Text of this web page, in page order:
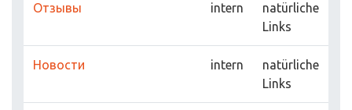
Отзывы intern
natürliche
Links
Новости intern
natürliche
Links